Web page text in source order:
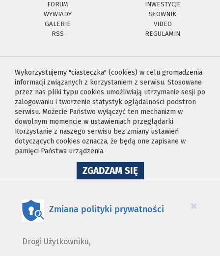
FORUM
INWESTYCJE
WYWIADY
SŁOWNIK
GALERIE
VIDEO
RSS
REGULAMIN
Wykorzystujemy "ciasteczka" (cookies) w celu gromadzenia
informacji związanych z korzystaniem z serwisu. Stosowane
przez nas pliki typu cookies umożliwiają utrzymanie sesji po
zalogowaniu i tworzenie statystyk oglądalności podstron
serwisu. Możecie Państwo wyłączyć ten mechanizm w
dowolnym momencie w ustawieniach przeglądarki.
Korzystanie z naszego serwisu bez zmiany ustawień
dotyczących cookies oznacza, że będą one zapisane w
pamięci Państwa urządzenia.
ZGADZAM SIĘNA
WYKORZYSTANIE
×
Zmiana polityki prywatności
Drogi Użytkowniku,